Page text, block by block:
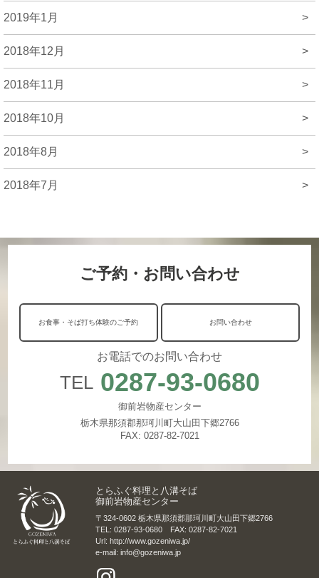
2019年1月 >
2018年12月 >
2018年11月 >
2018年10月 >
2018年8月 >
2018年7月 >
ご予約・お問い合わせ
お食事・そば打ち体験のご予約 お問い合わせ
お電話でのお問い合わせ
TEL 0287-93-0680
御前岩物産センター
栃木県那須郡那珂川町大山田下郷2766
FAX: 0287-82-7021
とらふぐ料理と八溝そば
御前岩物産センター
〒324-0602 栃木県那須郡那珂川町大山田下郷2766
TEL: 0287-93-0680 FAX: 0287-82-7021
Url: http://www.gozeniwa.jp/
e-mail: info@gozeniwa.jp